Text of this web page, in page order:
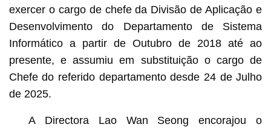
exercer o cargo de chefe da Divisão de Aplicação e
Desenvolvimento do Departamento de Sistema
Informático a partir de Outubro de 2018 até ao
presente, e assumiu em substituição o cargo de
Chefe do referido departamento desde 24 de Julho
de 2025.
A Directora Lao Wan Seong encorajou o